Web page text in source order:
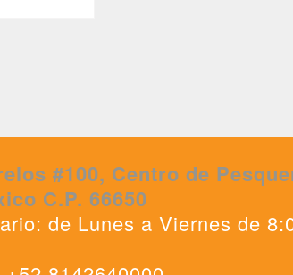
#100, Centro de
C.P. 66650
de Lunes a Viernes de